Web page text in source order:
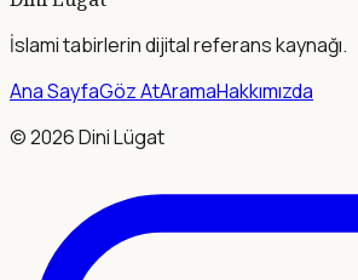
İslami tabirlerin dijital referans kaynağı.
Ana SayfaGöz AtAramaHakkımızda
©2026Dini Lügat